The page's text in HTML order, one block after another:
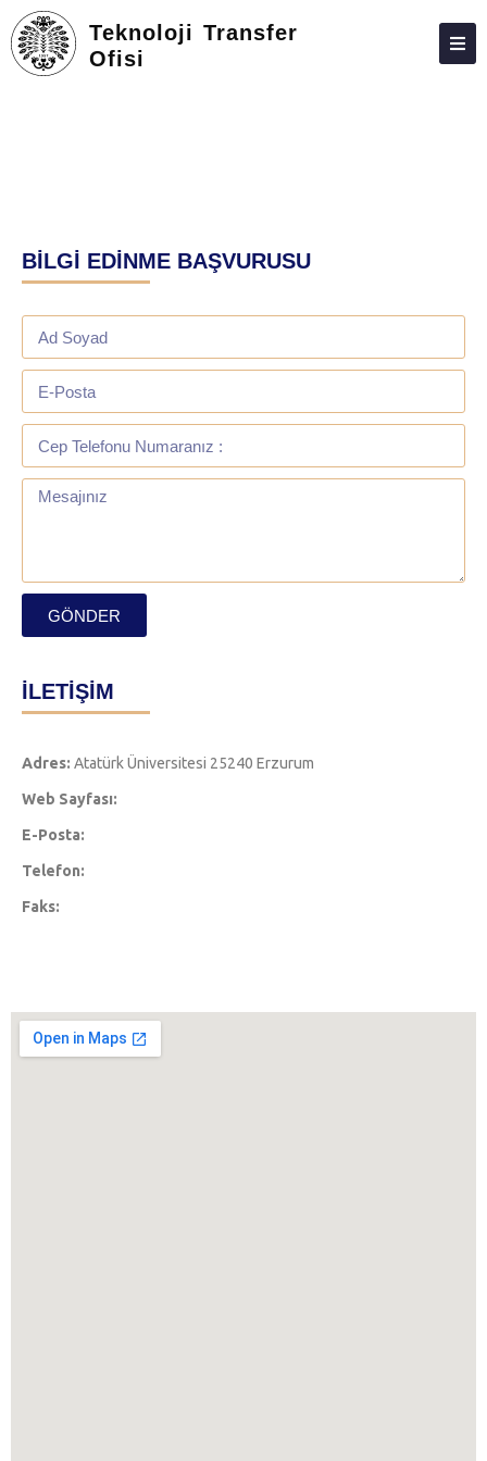
Teknoloji Transfer
Ofisi
BİLGİ EDİNME BAŞVURUSU
GÖNDER
İLETİŞİM
Adres: Atatürk Üniversitesi 25240 Erzurum
Web Sayfası:
E-Posta:
Telefon:
Faks: